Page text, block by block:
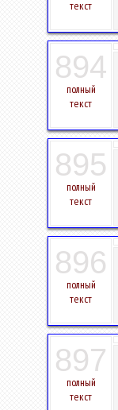
текст
894
полный
текст
895
полный
текст
896
полный
текст
897
полный
текст